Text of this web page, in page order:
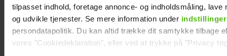
tilpasset indhold, foretage annonce- og indholdsmåling, lave
og udvikle tjenester. Se mere information under indstillinger
persondatapolitik. Du kan altid trække dit samtykke tilbage
vores "Cookiedeklaration", eller ved at trykke på "Privacy
"Årgang 20"-par har taget svær beslutning